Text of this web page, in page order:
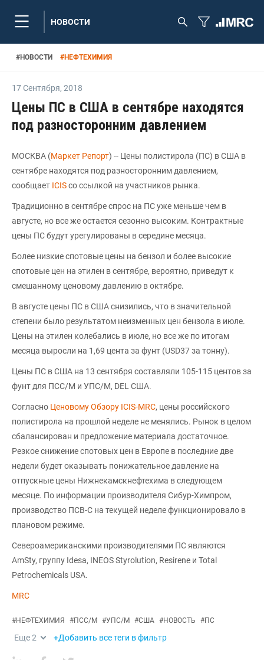
НОВОСТИ
#НОВОСТИ #НЕФТЕХИМИЯ
17 Сентября, 2018
Цены ПС в США в сентябре находятся
под разносторонним давлением
МОСКВА (Маркет Репорт) -- Цены полистирола (ПС) в США в
сентябре находятся под разносторонним давлением,
сообщает ICISсо ссылкой на участников рынка.
Традиционно в сентябре спрос на ПС уже меньше чем в
августе, но все же остается сезонно высоким. Контрактные
цены ПС будут урегулированы в середине месяца.
Более низкие спотовые цены на бензол и более высокие
спотовые цен на этилен в сентябре, вероятно, приведут к
смешанному ценовому давлению в октябре.
В августе цены ПС в США снизились, что в значительной
степени было результатом неизменных цен бензола в июле.
Цены на этилен колебались в июле, но все же по итогам
месяца выросли на 1,69 цента за фунт (USD37 за тонну).
Цены ПС в США на 13 сентября составляли 105-115 центов за
фунт для ПСС/М и УПС/М, DEL США.
Согласно Ценовому Обзору ICIS-MRC, цены российского
полистирола на прошлой неделе не менялись. Рынок в целом
сбалансирован и предложение материала достаточное.
Резкое снижение спотовых цен в Европе в последние две
недели будет оказывать понижательное давление на
отпускные цены Нижнекамскнефтехима в следующем
месяце. По информации производителя Сибур-Химпром,
производство ПСВ-С на текущей неделе функционировало в
плановом режиме.
Североамериканскими производителями ПС являются
AmSty, группу Idesa, INEOS Styrolution, Resirene и Total
Petrochemicals USA.
MRC
#НЕФТЕХИМИЯ #ПСС/М #УПС/М #США #НОВОСТЬ #ПС
Еще2 +Добавить все теги в фильтр